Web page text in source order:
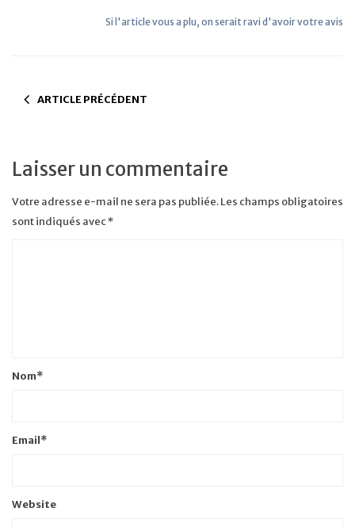
Si l'article vous a plu, on serait ravi d'avoir votre avis
ARTICLE PRÉCÉDENT
Laisser un commentaire
Votre adresse e-mail ne sera pas publiée.Les champs obligatoires
sont indiqués avec*
Nom*
Email*
Website